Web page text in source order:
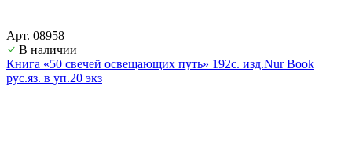
Арт. 08958
В наличии
Книга «50 свечей освещающих путь» 192с. изд.Nur Book
рус.яз. в уп.20 экз